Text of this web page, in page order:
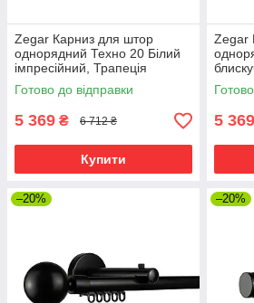
Zegar Карниз для штор
однорядний Техно 20 Білий
імпресійний, Трапеція
Готово до відправки
5 369 ₴ 6 712 ₴
Купити
Zegar
5 369
–20% –20%